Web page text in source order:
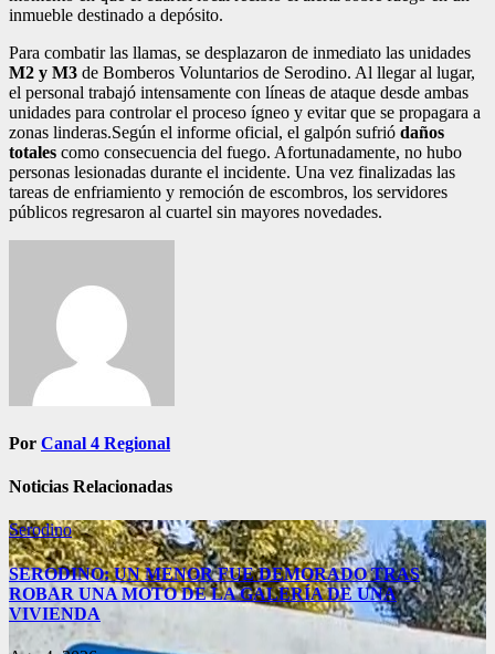
inmueble destinado a depósito.
Para combatir las llamas, se desplazaron de inmediato las unidades
M2 y M3 de Bomberos Voluntarios de Serodino. Al llegar al lugar,
el personal trabajó intensamente con líneas de ataque desde ambas
unidades para controlar el proceso ígneo y evitar que se propagara a
zonas linderas.Según el informe oficial, el galpón sufrió daños
totales como consecuencia del fuego. Afortunadamente, no hubo
personas lesionadas durante el incidente. Una vez finalizadas las
tareas de enfriamiento y remoción de escombros, los servidores
públicos regresaron al cuartel sin mayores novedades.
entradas
Por Canal 4 Regional
Noticias Relacionadas
Serodino
SERODINO: UN MENOR FUE DEMORADO TRAS
ROBAR UNA MOTO DE LA GALERÍA DE UNA
VIVIENDA